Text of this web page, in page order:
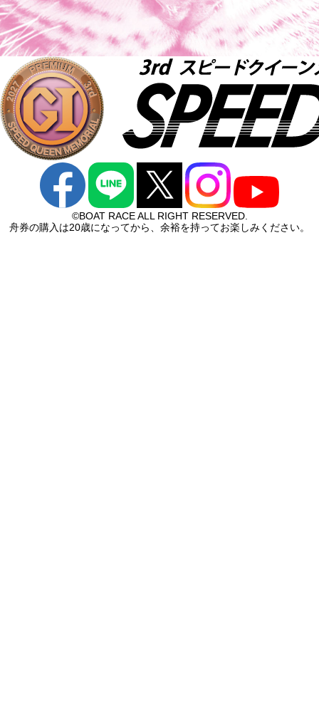
©BOAT RACE ALL RIGHT RESERVED.
舟券の購入は20歳になってから、余裕を持ってお楽しみください。